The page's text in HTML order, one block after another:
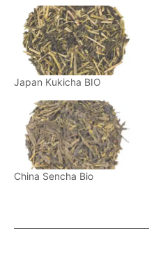
Japan Kukicha BIO
China Sencha Bio